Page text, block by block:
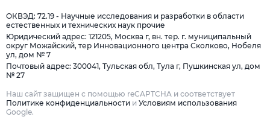
ОКВЭД: 72.19 - Научные исследования и разработки в области
естественных и технических наук прочие
Юридический адрес: 121205, Москва г, вн. тер. г. муниципальный
округ Можайский, тер Инновационного центра Сколково, Нобеля
ул, дом № 7
Почтовый адрес: 300041, Тульская обл, Тула г, Пушкинская ул, дом
№ 27
Наш сайт защищен с помощью reCAPTCHA и соответствует
Политике конфиденциальности и Условиям использования
Google.